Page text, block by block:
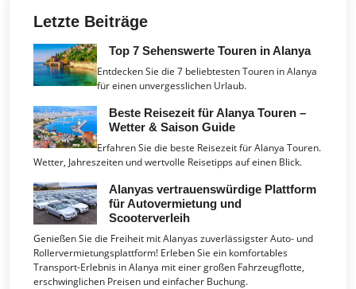
Letzte Beiträge
Top 7 Sehenswerte Touren in Alanya
Entdecken Sie die 7 beliebtesten Touren in Alanya
für einen unvergesslichen Urlaub.
Beste Reisezeit für Alanya Touren –
Wetter & Saison Guide
Erfahren Sie die beste Reisezeit für Alanya Touren.
Wetter, Jahreszeiten und wertvolle Reisetipps auf einen Blick.
Alanyas vertrauenswürdige Plattform
für Autovermietung und
Scooterverleih
Genießen Sie die Freiheit mit Alanyas zuverlässigster Auto- und
Rollervermietungsplattform! Erleben Sie ein komfortables
Transport-Erlebnis in Alanya mit einer großen Fahrzeugflotte,
erschwinglichen Preisen und einfacher Buchung.